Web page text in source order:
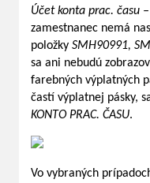
Účet konta prac. času
zamestnanec nemá
položky SMH90991,
sa ani nebudú
farebných výplatných
častí výplatnej pásky,
KONTO PRAC. ČASU.
Vo vybraných